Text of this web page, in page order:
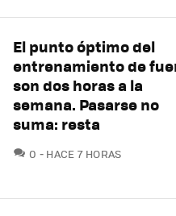
El punto óptimo del
entrenamiento de
son dos horas a la
semana. Pasarse no
suma: resta
0 COMENTARIOS
HACE 7 HORAS